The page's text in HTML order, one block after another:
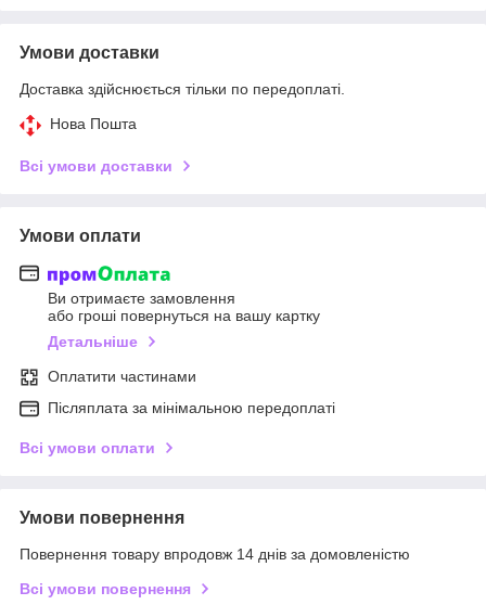
Умови доставки
Доставка здійснюється тільки по передоплаті.
Нова Пошта
Всі умови доставки
Умови оплати
Ви отримаєте замовлення
або гроші повернуться на вашу картку
Детальніше
Оплатити частинами
Післяплата за мінімальною передоплаті
Всі умови оплати
Умови повернення
Повернення товару впродовж 14 днів за домовленістю
Всі умови повернення